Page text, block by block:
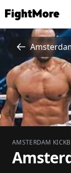
FightMore
AMSTERDAM